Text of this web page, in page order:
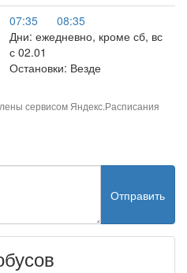
07:35
08:35
Дни: ежедневно, кроме сб, вс
с 02.01
Остановки: Везде
сервисом Яндекс.Расписания
Отправить